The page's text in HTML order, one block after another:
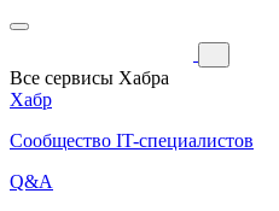
Все сервисы Хабра
Хабр
Сообщество IT-специалистов
Q&A